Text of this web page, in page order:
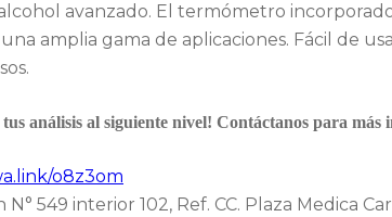
avanzado. El termómetro
amplia gama de aplicaciones. Fácil de
análisis al siguiente nivel! Contáctanos para más
o8z3om
549 interior 102, Ref. CC. Plaza Medica